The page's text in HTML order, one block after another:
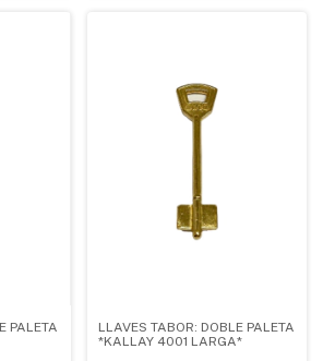
PALETA
LLAVES TABOR: DOBLE PALETA
*KALLAY 4001 LARGA*